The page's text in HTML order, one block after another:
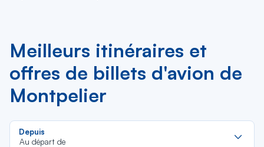
Meilleurs itinéraires et
offres de billets d'avion de
Montpelier
Depuis
Au départ de